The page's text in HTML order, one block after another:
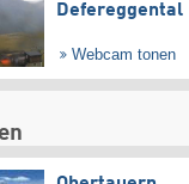
Defereggental
Webcam tonen